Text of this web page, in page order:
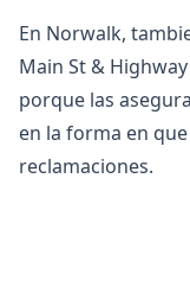
En Norwalk,
Main St &
porque las
en la forma en
reclamaciones.